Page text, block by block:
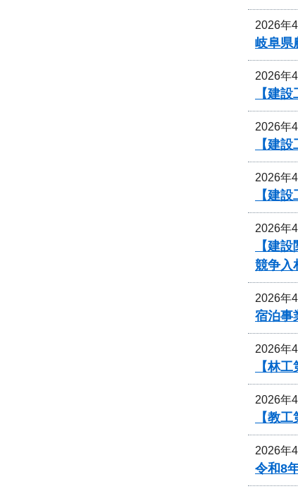
2026年
岐阜県
2026年
【建
2026年
【建
2026年
【建
2026年
【建
競争入
2026年
宿泊事
2026年
【林
2026年
【教
2026年
令和8